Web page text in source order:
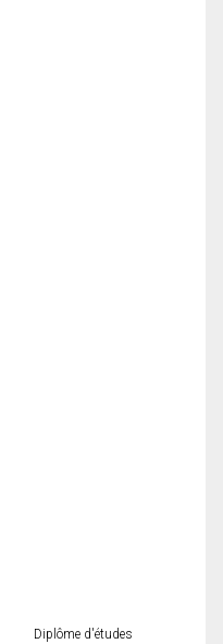
Diplôme d'études